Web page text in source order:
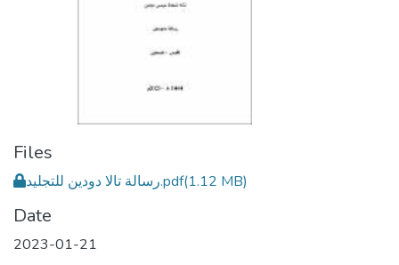
Files
رسالة تالا دودين للتجليد.pdf(1.12 MB)
Date
2023-01-21